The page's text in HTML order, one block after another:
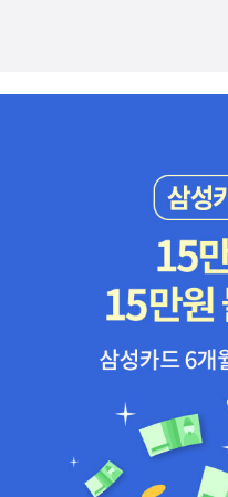
일은 몇 번이나 있었어. 헤아
나는 사람이 다른 사람을 자
해. 대신 힘들어하는 사람을
밥한테 그런 힘이 있는 걸지
서 밥은 몸소 지옥을 경험했
져 콸콸 흘러나오듯 자기 상
이 반세기 동안 방치되어 황
걸쳐 청소한 다음부터 싯카
어. 젊은이들이 자신들의 문